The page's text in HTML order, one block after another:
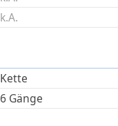
k.A.
Kette
6 Gänge